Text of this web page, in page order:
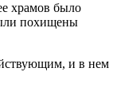
храмов было
похищены
и в нем